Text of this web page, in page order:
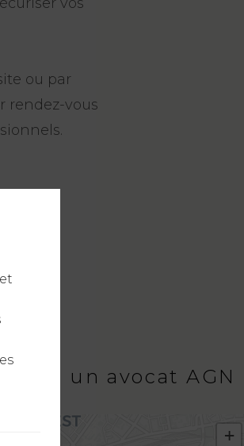
ou par
rendez-vous
un avocat AGN
+